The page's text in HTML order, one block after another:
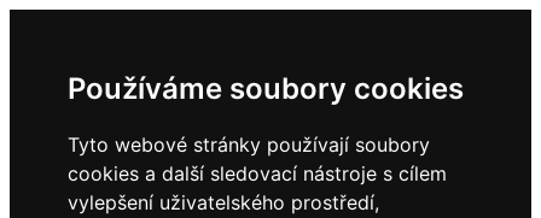
Používáme soubory cookies
Tyto webové stránky používají soubory
cookies a další sledovací nástroje s cílem
vylepšení uživatelského prostředí,